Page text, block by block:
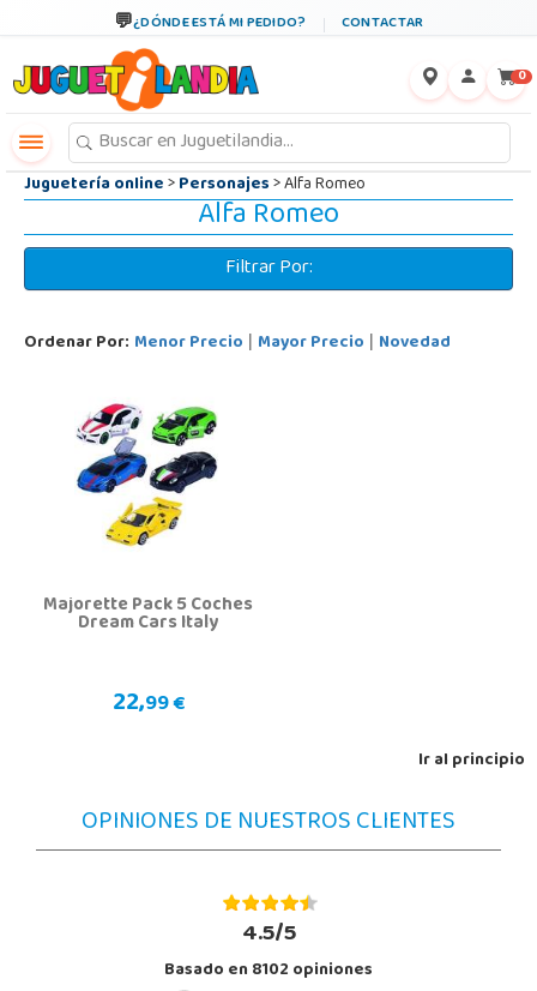
¿DÓNDE ESTÁ MI PEDIDO? CONTACTAR
0
Juguetería online>Personajes> Alfa Romeo
Alfa Romeo
Filtrar Por:
Ordenar Por: Menor Precio | Mayor Precio | Novedad
Majorette Pack 5 Coches
Dream Cars Italy
22,99 €
Ir al principio
OPINIONES DE NUESTROS CLIENTES
4.5/5
Basado en 8102 opiniones